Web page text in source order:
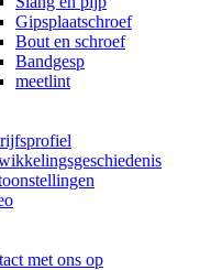
Gipsplaatschroef
Bout en schroef
Bandgesp
meetlint
met ons op